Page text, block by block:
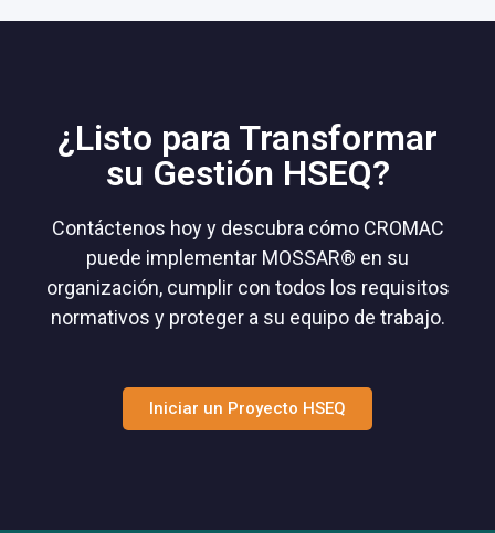
¿Listo para Transformar
su Gestión HSEQ?
Contáctenos hoy y descubra cómo CROMAC
puede implementar MOSSAR® en su
organización, cumplir con todos los requisitos
normativos y proteger a su equipo de trabajo.
Iniciar un Proyecto HSEQ